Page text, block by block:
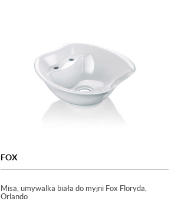
FOX
Misa, umywalka biała do myjni Fox Floryda,
Orlando